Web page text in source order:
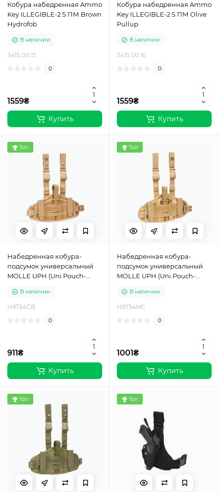
Кобура набедренная Ammo
Key ILLEGIBLE-2 S ПМ Brown
Hydrofob
В наличии
3415.00.15
0
1559₴
Купить
Кобура набедренная Ammo
Key ILLEGIBLE-2 S ПМ Olive
Pullup
В наличии
3415.00.16
0
1559₴
Купить
Топ
Набедренная кобура-
подсумок универсальный
MOLLE UPH (Uni.Pouch-
В наличии
H9734CB
0
911₴
Купить
Топ
Набедренная кобура-
подсумок универсальный
MOLLE UPH (Uni.Pouch-
В наличии
H9734MC
0
1001₴
Купить
Топ Топ